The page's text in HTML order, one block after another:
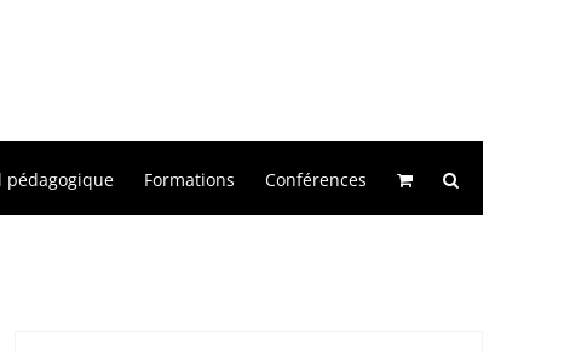
pédagogique Formations Conférences